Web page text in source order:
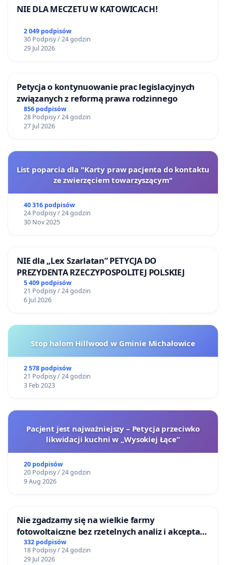
NIE DLA MECZETU W KATOWICACH!
2 049 podpisów
30 Podpisy / 24 godzin
29 Jul 2026
Petycja o kontynuowanie prac legislacyjnych
związanych z reformą prawa rodzinnego
856 podpisów
28 Podpisy / 24 godzin
27 Jul 2026
List poparcia dla "Karty praw pacjenta do kontaktu
ze zwierzęciem towarzyszącym"
40 316 podpisów
24 Podpisy / 24 godzin
30 Nov 2025
NIE dla „Lex Szarlatan” PETYCJA DO
PREZYDENTA RZECZYPOSPOLITEJ POLSKIEJ
5 409 podpisów
21 Podpisy / 24 godzin
6 Jul 2026
Stop halom Hillwood w Gminie Michałowice
2 578 podpisów
21 Podpisy / 24 godzin
3 Feb 2023
Pacjent jest najważniejszy – Petycja przeciwko
likwidacji kuchni w „Wysokiej Łące”
20 podpisów
20 Podpisy / 24 godzin
9 Aug 2026
Nie zgadzamy się na wielkie farmy
fotowoltaiczne bez rzetelnych analiz i akceptacji
mieszkańców
332 podpisów
18 Podpisy / 24 godzin
29 Jul 2026